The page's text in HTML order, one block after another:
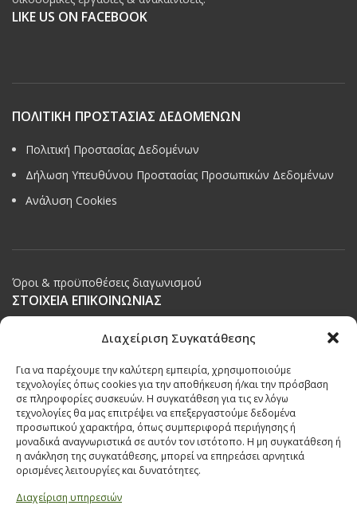
Διαχείριση Συγκατάθεσης
Για να παρέχουμε την καλύτερη εμπειρία, χρησιμοποιούμε
τεχνολογίες όπως cookies για την αποθήκευση ή/και την πρόσβαση
σε πληροφορίες συσκευών. Η συγκατάθεση για τις εν λόγω
τεχνολογίες θα μας επιτρέψει να επεξεργαστούμε δεδομένα
προσωπικού χαρακτήρα, όπως συμπεριφορά περιήγησης ή
μοναδικά αναγνωριστικά σε αυτόν τον ιστότοπο. Η μη συγκατάθεση ή
η ανάκληση της συγκατάθεσης, μπορεί να επηρεάσει αρνητικά
ορισμένες λειτουργίες και δυνατότητες.
Διαχείριση υπηρεσιών
LIKE US ON FACEBOOK
ΠΟΛΙΤΙΚΗ ΠΡΟΣΤΑΣΙΑΣ ΔΕΔΟΜΕΝΩΝ
Πολιτική Προστασίας Δεδομένων
Δήλωση Υπευθύνου Προστασίας Προσωπικών Δεδομένων
Ανάλυση Cookies
Όροι & προϋποθέσεις διαγωνισμού
ΣΤΟΙΧΕΙΑ ΕΠΙΚΟΙΝΩΝΙΑΣ
Παπαναστασίου 209,
Τηλ:231 030 9709,231 035 1630
Email:info@ecobuildings.gr
Email:eshop@ecobuildings.gr
ΟΡΟΙ ΧΡΗΣΗΣ
ΠΟΛΙΤΙΚΗ ΑΠΟΡΡΗΤΟΥ
ΒΡΕΙΤΕ ΜΑΣ ΣΤΟ ΧΑΡΤΗ